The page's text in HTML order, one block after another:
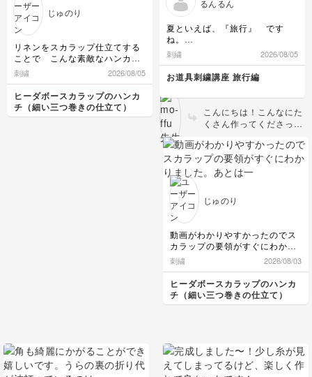
じゅのり
リネンをスカラップ仕立てする
ことで こんな素敵なハンカチ
ができ感動しています。
刺繍を入れたら さらに特別な
一枚になりますね❗️
刺繍 2026/08/05
ヒーダボースカラップのハンカ
チ（細い三つ巻きの仕立て）
るんるん
夏といえば、『旅行』 です
ね。
カバン、カメラ、靴
なんとか可愛くできました。
刺繍 2026/08/05
お道具刺繍講座 旅行編
こんにちは！こんなにた
くさん作ってくださって
カメラの花、黄色にして
もとてもかわいいです
ね！ 特に、旅行鞄の縁
行の際に、ぜひ付けてお
じゅのり
動画がわかりやすかったのでス
カラップの要領がすぐにわかり
ました。あとは一定のリズムで
同じようにさせるよう練習した
いです。
刺繍 2026/08/03
ヒーダボースカラップのハンカ
チ（細い三つ巻きの仕立て）